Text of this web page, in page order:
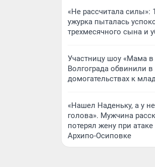
«Не рассчитала силы»:
ужурка пыталась
трехмесячного сына и
Участницу шоу «Мама в
Волгограда обвинили в
домогательствах к
«Нашел Наденьку, а у
голова». Мужчина
потерял жену при
Архипо-Осиповке